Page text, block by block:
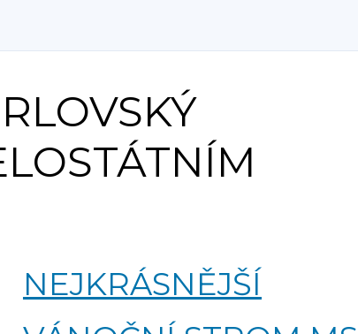
NEJKRÁSNĚJŠÍ